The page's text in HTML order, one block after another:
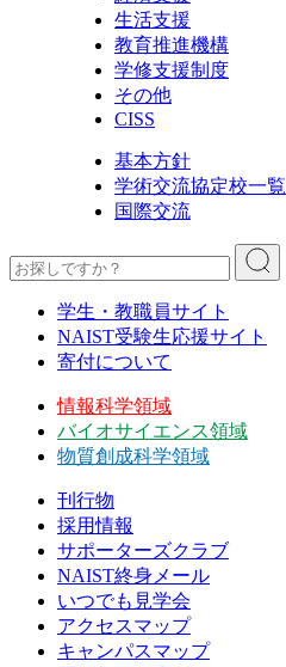
生活支援
教育推進機構
学修支援制度
その他
CISS
基本方針
学術交流協定校一覧
国際交流
学生・教職員サイト
NAIST受験生応援サイト
寄付について
情報科学領域
バイオサイエンス領域
物質創成科学領域
刊行物
採用情報
サポーターズクラブ
NAIST終身メール
いつでも見学会
アクセスマップ
キャンパスマップ